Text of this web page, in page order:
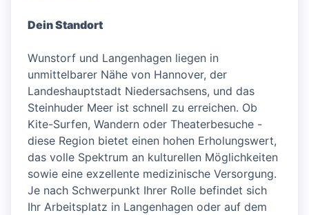
Dein Standort
Wunstorf und Langenhagen liegen in
unmittelbarer Nähe von Hannover, der
Landeshauptstadt Niedersachsens, und das
Steinhuder Meer ist schnell zu erreichen. Ob
Kite-Surfen, Wandern oder Theaterbesuche -
diese Region bietet einen hohen Erholungswert,
das volle Spektrum an kulturellen Möglichkeiten
sowie eine exzellente medizinische Versorgung.
Je nach Schwerpunkt Ihrer Rolle befindet sich
Ihr Arbeitsplatz in Langenhagen oder auf dem